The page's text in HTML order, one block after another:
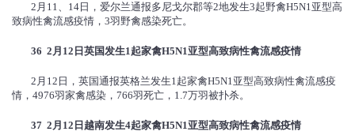
2月11、14日，爱尔兰通报多尼戈尔郡等2地发生3起野禽H5N1亚型高
致病性禽流感疫情，3羽野禽感染死亡。
36 2 月 12 日英国发生1起家禽H5N1亚型高致病性禽流感疫情
2月12日，英国通报英格兰发生1起家禽H5N1亚型高致病性禽流感疫
情，4976羽家禽感染，766羽死亡，1.7万羽被扑杀。
37 2 月 12 日越南发生4起家禽H5N1亚型高致病性禽流感疫情